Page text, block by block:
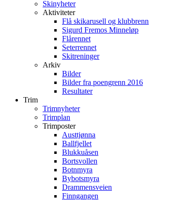
Skinyheter
Aktiviteter
Flå skikarusell og klubbrenn
Sigurd Fremos Minneløp
Flårennet
Seterrennet
Skitreninger
Arkiv
Bilder
Bilder fra poengrenn 2016
Resultater
Trim
Trimnyheter
Trimplan
Trimposter
Austtjønna
Ballfjellet
Blukkuåsen
Bortsvollen
Botnmyra
Bybotsmyra
Drammensveien
Finngangen